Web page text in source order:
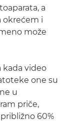
a
okrećem i
može
video
one su
u
priče,
60%